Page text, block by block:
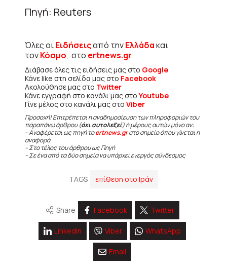
Πηγή: Reuters
Όλες οιΕιδήσειςαπό τηνΕλλάδακαι
τονΚόσμο, στο ertnews.gr
Διάβασε όλες τις ειδήσεις μας στο Google
Κάνε like στη σελίδα μας στο Facebook
Ακολούθησε μας στο Twitter
Κάνε εγγραφή στο κανάλι μας στοYoutube
Γίνε μέλος στο κανάλι μας στο Viber
Προσοχή! Επιτρέπεται η αναδημοσίευση των πληροφοριών του
παραπάνω άρθρου (όχι αυτολεξεί) ή μέρους αυτών μόνο αν:
– Αναφέρεται ως πηγή τοertnews.grστο σημείο όπου γίνεται η
αναφορά.
– Στο τέλος του άρθρου ως Πηγή
– Σε ένα από τα δύο σημεία να υπάρχει ενεργός σύνδεσμος
TAGS επίθεση στο Ιράν
Share Facebook Twitter
Linkedin Viber WhatsApp
Email